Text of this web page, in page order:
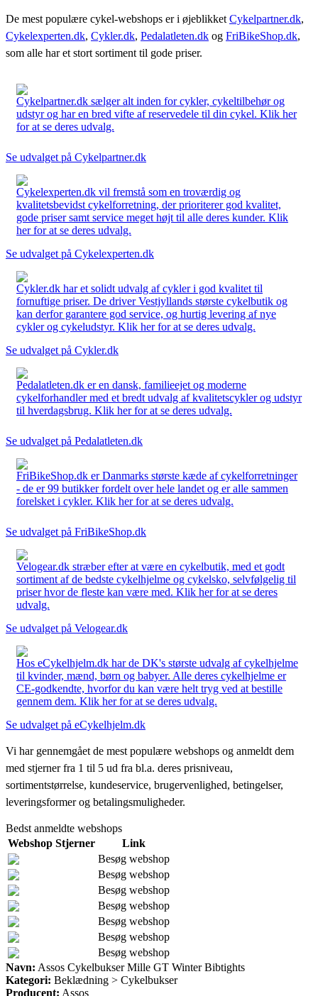
De mest populære cykel-webshops er i øjeblikket Cykelpartner.dk,
Cykelexperten.dk, Cykler.dk, Pedalatleten.dk og FriBikeShop.dk,
som alle har et stort sortiment til gode priser.
Cykelpartner.dk sælger alt inden for cykler, cykeltilbehør og
udstyr og har en bred vifte af reservedele til din cykel. Klik her
for at se deres udvalg.
Se udvalget på Cykelpartner.dk
Cykelexperten.dk vil fremstå som en troværdig og
kvalitetsbevidst cykelforretning, der prioriterer god kvalitet,
gode priser samt service meget højt til alle deres kunder. Klik
her for at se deres udvalg.
Se udvalget på Cykelexperten.dk
Cykler.dk har et solidt udvalg af cykler i god kvalitet til
fornuftige priser. De driver Vestjyllands største cykelbutik og
kan derfor garantere god service, og hurtig levering af nye
cykler og cykeludstyr. Klik her for at se deres udvalg.
Se udvalget på Cykler.dk
Pedalatleten.dk er en dansk, familieejet og moderne
cykelforhandler med et bredt udvalg af kvalitetscykler og udstyr
til hverdagsbrug. Klik her for at se deres udvalg.
Se udvalget på Pedalatleten.dk
FriBikeShop.dk er Danmarks største kæde af cykelforretninger
- de er 99 butikker fordelt over hele landet og er alle sammen
forelsket i cykler. Klik her for at se deres udvalg.
Se udvalget på FriBikeShop.dk
Velogear.dk stræber efter at være en cykelbutik, med et godt
sortiment af de bedste cykelhjelme og cykelsko, selvfølgelig til
priser hvor de fleste kan være med. Klik her for at se deres
udvalg.
Se udvalget på Velogear.dk
Hos eCykelhjelm.dk har de DK's største udvalg af cykelhjelme
til kvinder, mænd, børn og babyer. Alle deres cykelhjelme er
CE-godkendte, hvorfor du kan være helt tryg ved at bestille
gennem dem. Klik her for at se deres udvalg.
Se udvalget på eCykelhjelm.dk
Vi har gennemgået de mest populære webshops og anmeldt dem
med stjerner fra 1 til 5 ud fra bl.a. deres prisniveau,
sortimentstørrelse, kundeservice, brugervenlighed, betingelser,
leveringsformer og betalingsmuligheder.
Bedst anmeldte webshops
Webshop Stjerner
Link
Besøg webshop
Besøg webshop
Besøg webshop
Besøg webshop
Besøg webshop
Besøg webshop
Besøg webshop
Navn: Assos Cykelbukser Mille GT Winter Bibtights
Kategori: Beklædning > Cykelbukser
Producent: Assos